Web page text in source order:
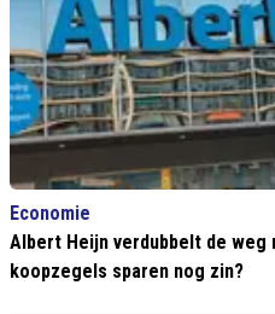
Economie
Albert Heijn verdubbelt de
koopzegels sparen nog zin?